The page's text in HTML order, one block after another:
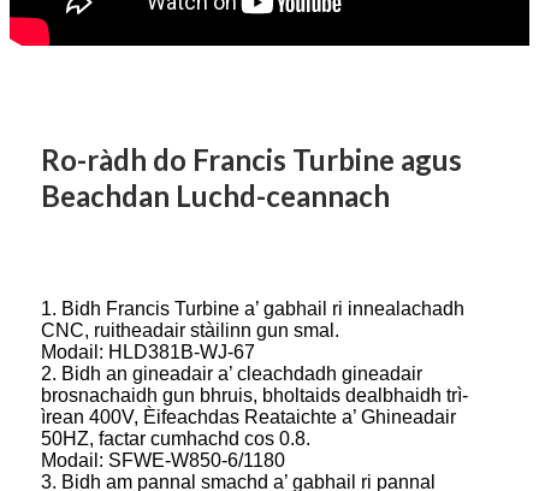
Ro-ràdh do Francis Turbine agus
Beachdan Luchd-ceannach
1. Bidh Francis Turbine a’ gabhail ri innealachadh
CNC, ruitheadair stàilinn gun smal.
Modail: HLD381B-WJ-67
2. Bidh an gineadair a’ cleachdadh gineadair
brosnachaidh gun bhruis, bholtaids dealbhaidh trì-
ìrean 400V, Èifeachdas Reataichte a’ Ghineadair
50HZ, factar cumhachd cos 0.8.
Modail: SFWE-W850-6/1180
3. Bidh am pannal smachd a’ gabhail ri pannal